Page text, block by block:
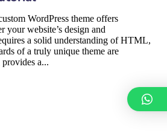
WordPress theme offers
your website’s design and
a solid understanding of HTML,
of a truly unique theme are
a...